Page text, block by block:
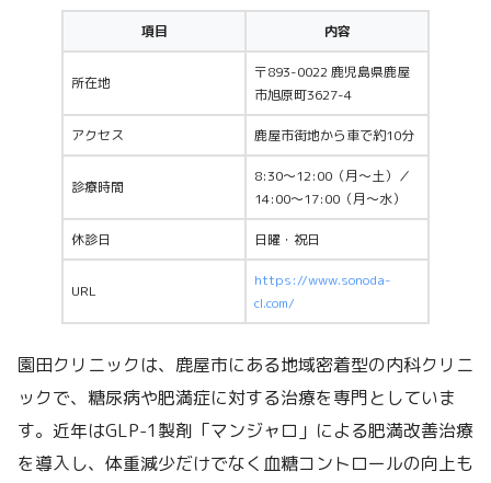
項目 内容
所在地
〒893-0022 鹿児島県鹿屋
市旭原町3627-4
アクセス 鹿屋市街地から車で約10分
診療時間
8:30〜12:00（月〜土）／
14:00〜17:00（月〜水）
休診日 日曜・祝日
URL
https://www.sonoda-
cl.com/
園田クリニックは、鹿屋市にある地域密着型の内科クリニ
ックで、糖尿病や肥満症に対する治療を専門としていま
す。近年はGLP-1製剤「マンジャロ」による肥満改善治療
を導入し、体重減少だけでなく血糖コントロールの向上も